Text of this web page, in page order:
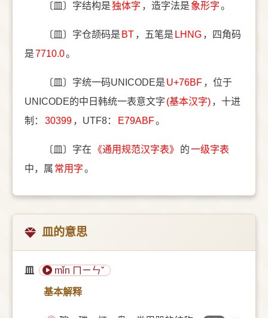
〔皿〕字结构是独体字 ，造字法是 象形字。
〔皿〕字仓颉码是 BT ，五笔是 LHNG ，四角码
是7710.0。
〔皿〕字统一码UNICODE是 U+76BF ，位于
UNICODE的中日韩统一表意文字 (基本汉字) ，十进
制：
30399 ，UTF8： E79ABF。
〔皿〕字在 《通用规范汉字表》 的一级字表
中，属 常用字。
皿的意思
皿 mǐn ㄇㄧㄣˇ
基本解释